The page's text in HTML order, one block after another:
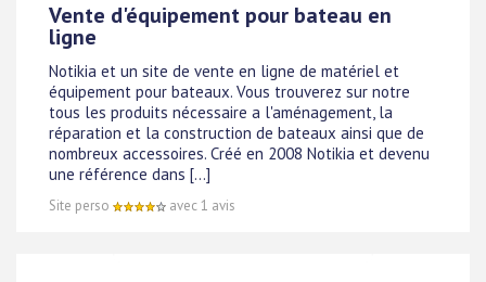
Vente d'équipement pour bateau en
ligne
Notikia et un site de vente en ligne de matériel et
équipement pour bateaux. Vous trouverez sur notre
tous les produits nécessaire a l'aménagement, la
réparation et la construction de bateaux ainsi que de
nombreux accessoires. Créé en 2008 Notikia et devenu
une référence dans [...]
Site perso avec 1 avis